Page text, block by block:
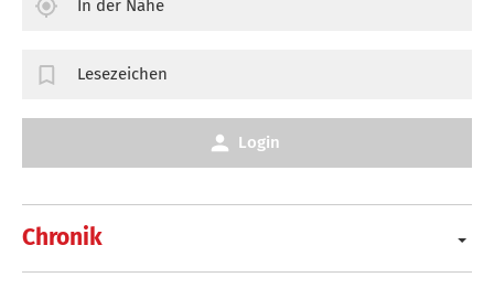
Chronik
In der Nähe
Lesezeichen
Login